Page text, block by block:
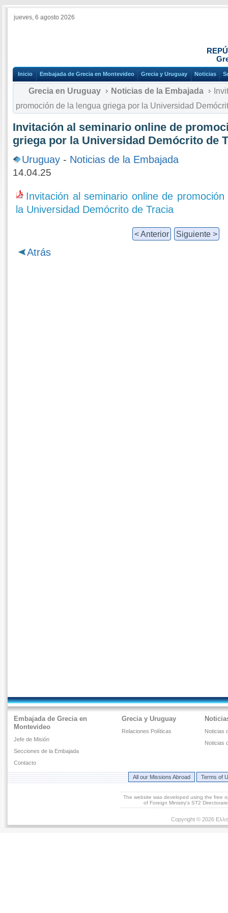
jueves, 6 agosto 2026
Inicio Embajada de Grecia en Montevideo Grecia y Uruguay Noticias
Grecia en Uruguay Noticias de la Embajada
promoción de la lengua griega por la Universidad
Invitación al seminario online de
griega por la Universidad Demócrito de
Uruguay - Noticias de la Embajada
14.04.25
Invitación al seminario online de
la Universidad Demócrito de Tracia
< Anterior Siguiente >
Atrás
Embajada de Grecia en
Montevideo
Jefe de Misión
Secciones de la Embajada
Contacto
Grecia y Uruguay
Relaciones Políticas
Noticias
Noticias
All our Missions Abroad Terms of
The website was developed using the free
of Foreign Ministry's ST2
Copyright © 2026